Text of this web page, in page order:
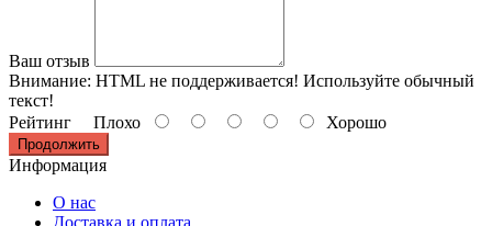
Ваш отзыв
Внимание: HTML не поддерживается! Используйте обычный
текст!
Рейтинг Плохо Хорошо
Продолжить
Информация
О нас
Доставка и оплата